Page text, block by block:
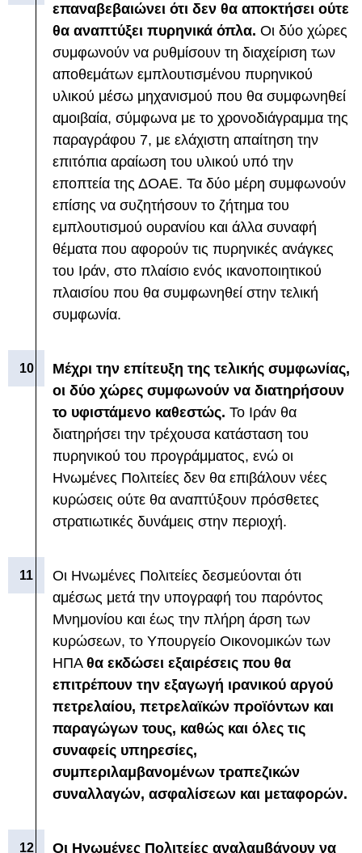
επαναβεβαιώνει ότι δεν θα αποκτήσει ούτε
θα αναπτύξει πυρηνικά όπλα. Οι δύο χώρες
συμφωνούν να ρυθμίσουν τη διαχείριση των
αποθεμάτων εμπλουτισμένου πυρηνικού
υλικού μέσω μηχανισμού που θα συμφωνηθεί
αμοιβαία, σύμφωνα με το χρονοδιάγραμμα της
παραγράφου 7, με ελάχιστη απαίτηση την
επιτόπια αραίωση του υλικού υπό την
εποπτεία της ΔΟΑΕ. Τα δύο μέρη συμφωνούν
επίσης να συζητήσουν το ζήτημα του
εμπλουτισμού ουρανίου και άλλα συναφή
θέματα που αφορούν τις πυρηνικές ανάγκες
του Ιράν, στο πλαίσιο ενός ικανοποιητικού
πλαισίου που θα συμφωνηθεί στην τελική
συμφωνία.
Μέχρι την επίτευξη της τελικής συμφωνίας,
οι δύο χώρες συμφωνούν να διατηρήσουν
το υφιστάμενο καθεστώς. Το Ιράν θα
διατηρήσει την τρέχουσα κατάσταση του
πυρηνικού του προγράμματος, ενώ οι
Ηνωμένες Πολιτείες δεν θα επιβάλουν νέες
κυρώσεις ούτε θα αναπτύξουν πρόσθετες
στρατιωτικές δυνάμεις στην περιοχή.
Οι Ηνωμένες Πολιτείες δεσμεύονται ότι
αμέσως μετά την υπογραφή του παρόντος
Μνημονίου και έως την πλήρη άρση των
κυρώσεων, το Υπουργείο Οικονομικών των
ΗΠΑ θα εκδώσει εξαιρέσεις που θα
επιτρέπουν την εξαγωγή ιρανικού αργού
πετρελαίου, πετρελαϊκών προϊόντων και
παραγώγων τους, καθώς και όλες τις
συναφείς υπηρεσίες,
συμπεριλαμβανομένων τραπεζικών
συναλλαγών, ασφαλίσεων και μεταφορών.
Οι Ηνωμένες Πολιτείες αναλαμβάνουν να